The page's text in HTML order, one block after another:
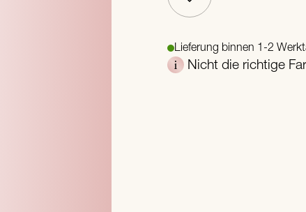
Lieferung binnen 1-2
Nicht die richtige